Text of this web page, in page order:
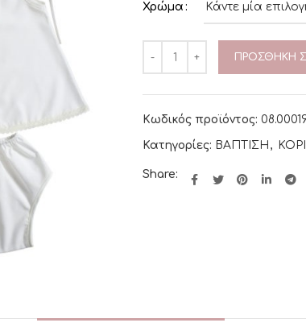
Χρώμα
ΠΡΟΣΘΉΚΗ
Κωδικός προϊόντος:
Κατηγορίες: ΒΑΠΤΙΣΗ ,
Share: